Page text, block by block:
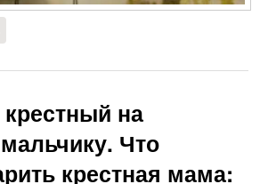
на
Что
крестная мама: